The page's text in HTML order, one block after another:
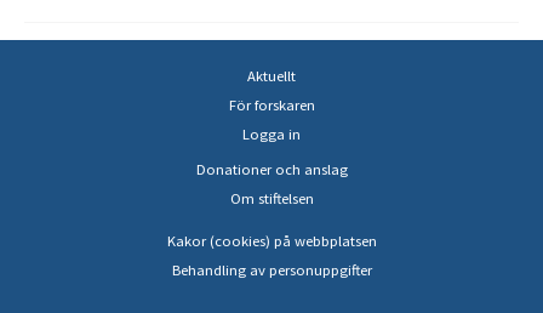
Aktuellt
För forskaren
Logga in
Donationer och anslag
Om stiftelsen
Kakor (cookies) på webbplatsen
Behandling av personuppgifter